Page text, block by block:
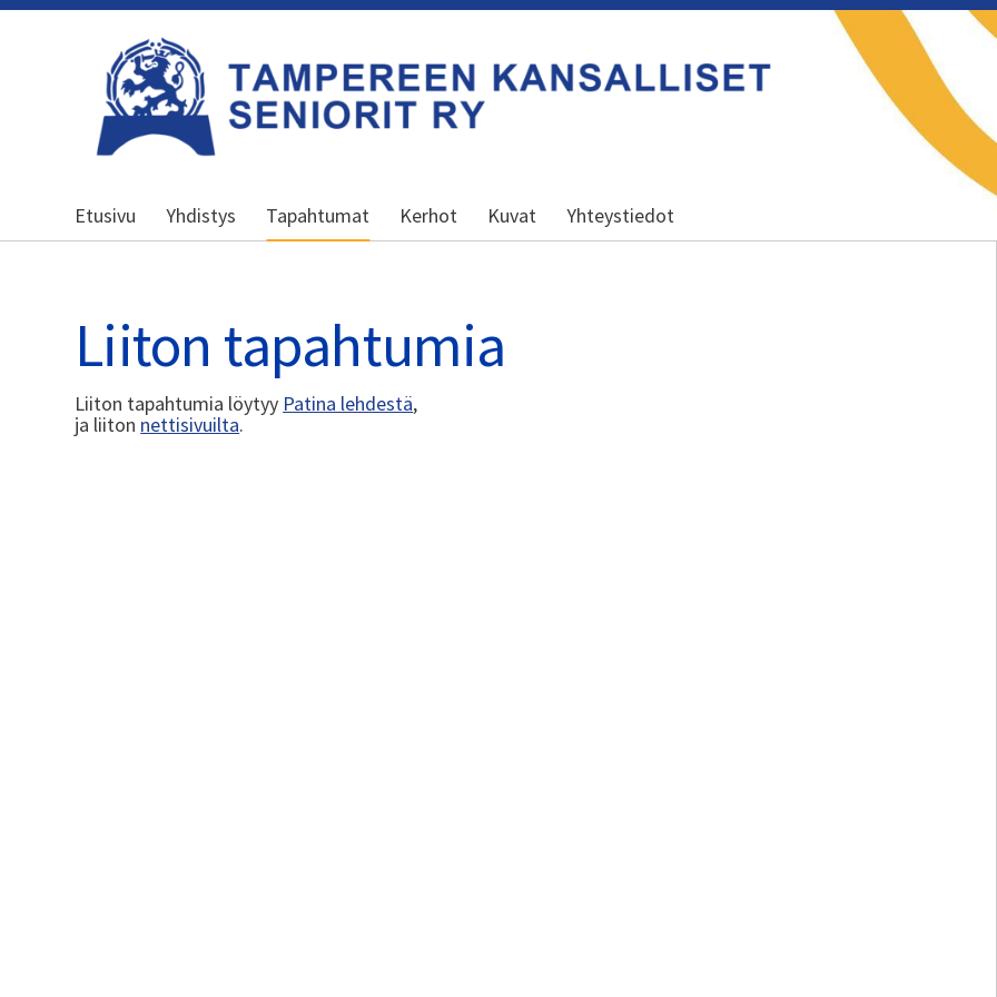
Kansallinen senioriliitto
Etusivu Yhdistys Tapahtumat Kerhot Kuvat Yhteystiedot
Liiton tapahtumia
Liiton tapahtumia löytyy Patina lehdestä,
ja liiton nettisivuilta.